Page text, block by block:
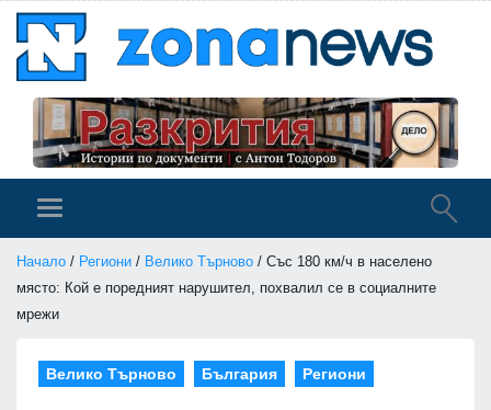
Начало / Региони / Велико Търново / Със 180 км/ч в населено
място: Кой е поредният нарушител, похвалил се в социалните
мрежи
Велико Търново България Региони